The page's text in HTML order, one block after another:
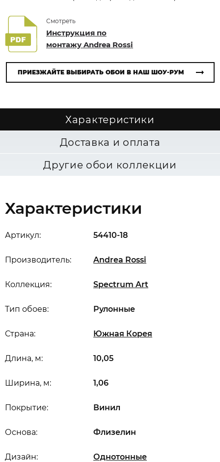
Смотреть
Инструкция по
монтажу Andrea Rossi
ПРИЕЗЖАЙТЕ ВЫБИРАТЬ ОБОИ В НАШ ШОУ-РУМ
Характеристики
Доставка и оплата
Другие обои коллекции
Характеристики
Артикул: 54410-18
Производитель: Andrea Rossi
Коллекция: Spectrum Art
Длина, м: 10,05
Ширина, м: 1,06
Дизайн: Однотонные
Основа: Флизелин
Покрытие: Винил
Страна: Южная Корея
Тип обоев: Рулонные